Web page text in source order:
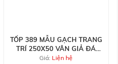
TỐP 389 MẪU GẠCH TRANG
TRÍ 250X50 VÂN GIẢ ĐÁ
KHẮC KIM
Giá: Liện hệ